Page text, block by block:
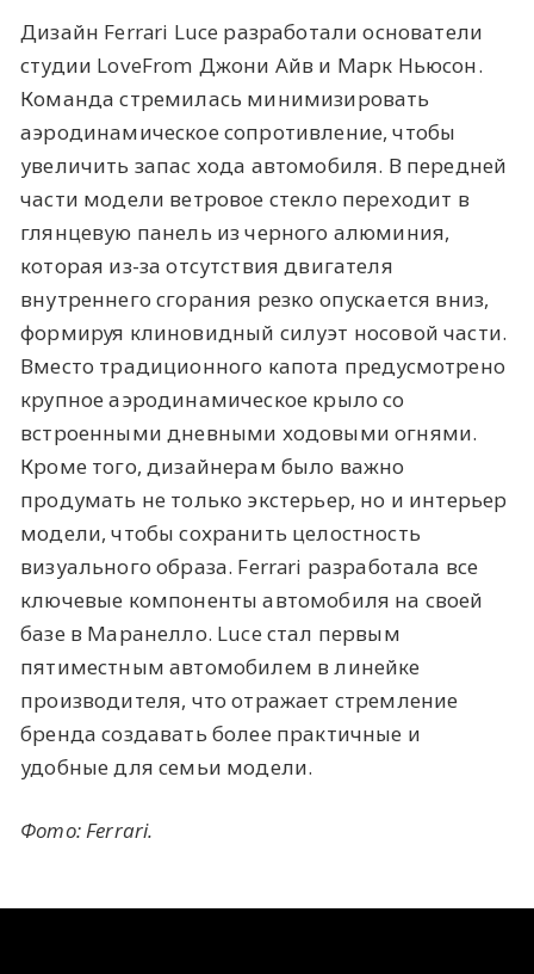
Дизайн Ferrari Luce разработали основатели
студии LoveFrom Джони Айв и Марк Ньюсон.
Команда стремилась минимизировать
аэродинамическое сопротивление, чтобы
увеличить запас хода автомобиля. В передней
части модели ветровое стекло переходит в
глянцевую панель из черного алюминия,
которая из-за отсутствия двигателя
внутреннего сгорания резко опускается вниз,
формируя клиновидный силуэт носовой части.
Вместо традиционного капота предусмотрено
крупное аэродинамическое крыло со
встроенными дневными ходовыми огнями.
Кроме того, дизайнерам было важно
продумать не только экстерьер, но и интерьер
модели, чтобы сохранить целостность
визуального образа. Ferrari разработала все
ключевые компоненты автомобиля на своей
базе в Маранелло. Luce стал первым
пятиместным автомобилем в линейке
производителя, что отражает стремление
бренда создавать более практичные и
удобные для семьи модели.
Фото: Ferrari.